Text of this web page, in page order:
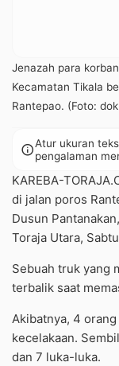
Jenazah para
Kecamatan Tikala
Rantepao. (Foto:
infoAtur ukuran
pengalaman
KAREBA-
di jalan poros
Dusun
Toraja Utara,
Sebuah truk yang
terbalik saat
Akibatnya, 4
kecelakaan.
dan 7 luka-luka.